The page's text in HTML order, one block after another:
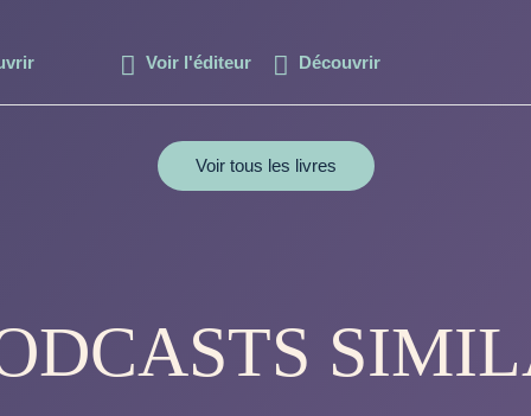
Voir l'éditeur Découvrir
Voir tous les livres